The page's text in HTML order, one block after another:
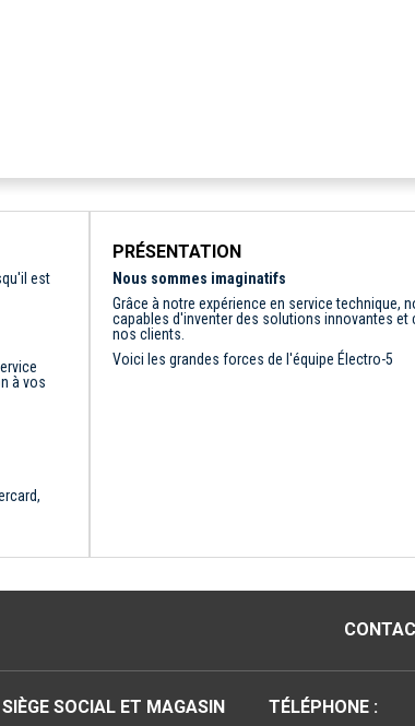
est
à vos
PRÉSENTATION
Nous sommes imaginatifs
Grâce à notre expérience en service technique,
capables d'inventer des solutions innovantes et
nos clients.
Voici les grandes forces de l'équipe Électro-5
SIÈGE SOCIAL ET MAGASIN TÉLÉPHONE :